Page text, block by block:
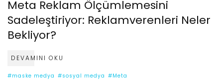
Meta Reklam Ölçümlemesini
Sadeleştiriyor: Reklamverenleri Neler
Bekliyor?
DEVAMINI OKU
#maske medya #sosyal medya #Meta